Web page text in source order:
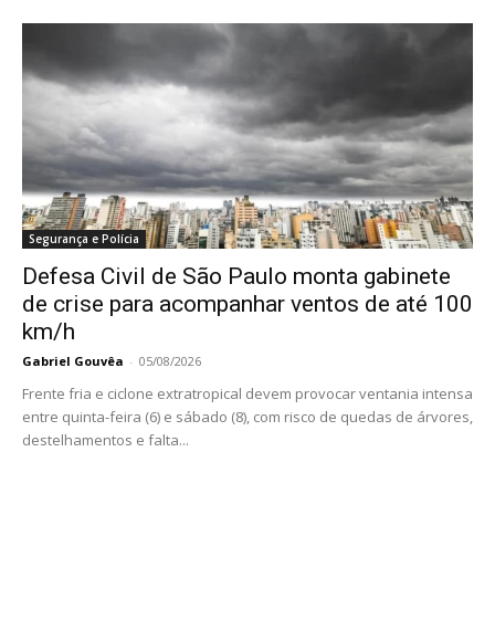
Segurança e Polícia
Defesa Civil de São Paulo monta gabinete
de crise para acompanhar ventos de até 100
km/h
Gabriel Gouvêa - 05/08/2026
Frente fria e ciclone extratropical devem provocar ventania intensa
entre quinta-feira (6) e sábado (8), com risco de quedas de árvores,
destelhamentos e falta...